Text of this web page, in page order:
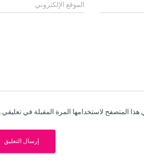
الموقع الإلكتروني
المتصفح لاستخدامها المرة المقبلة في تعليقي.